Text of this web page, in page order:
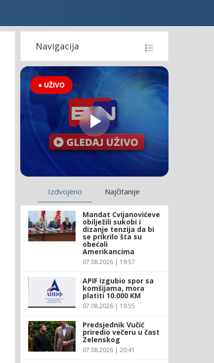
Navigacija
● UŽIVO
Izdvojeno Najčitanije
Mandat Cvijanovićeve
obilježili sukobi i
dizanje tenzija da bi
se prikrilo šta su
obećali
Amerikancima
07.08.2026 | 19:57
APIF izgubio spor sa
komšijama, mora
platiti 10.000 KM
07.08.2026 | 19:55
Predsjednik Vučić
priredio večeru u čast
Zelenskog
07.08.2026 | 20:41